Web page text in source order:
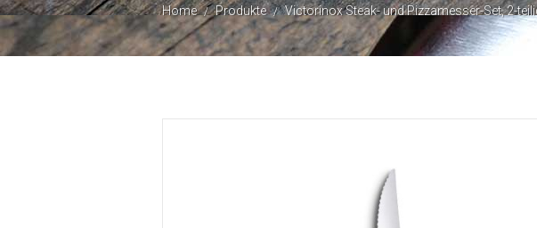
Home / Produkte / Victorinox Steak- und Pizzamesser-Set, 2-